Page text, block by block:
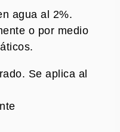
agua al 2%.
o por medio
Se aplica al